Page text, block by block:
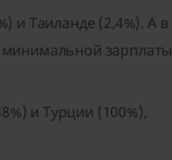
и Таиланде (2,4%). А в
минимальной зарплаты
и Турции (100%),